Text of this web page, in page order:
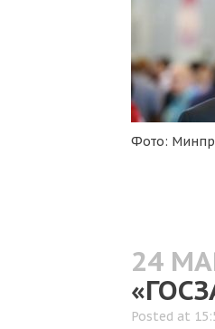
Фото:
24
Posted at